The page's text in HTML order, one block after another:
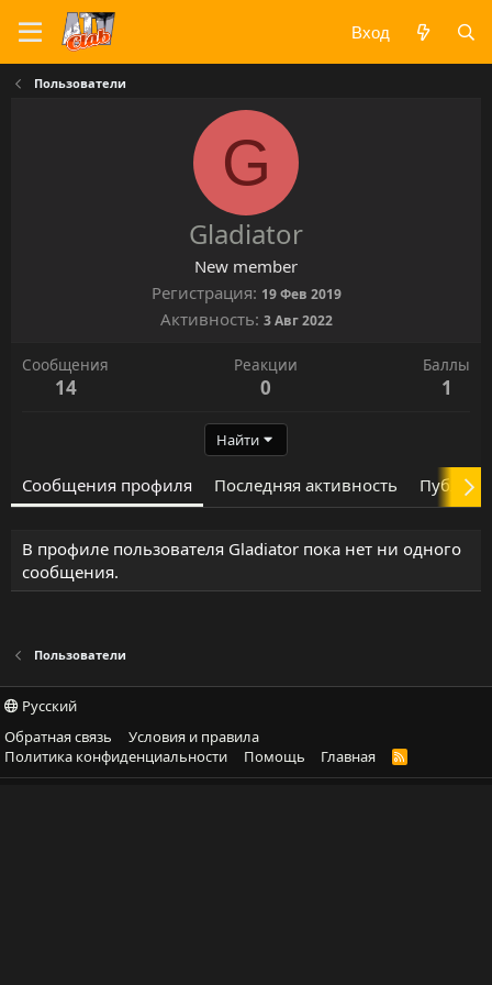
Вход
Пользователи
G
Gladiator
New member
Регистрация 19 Фев 2019
Активность 3 Авг 2022
Сообщения
14
Реакции
0
Баллы
1
Найти
Сообщения профиля Последняя активность
В профиле пользователя Gladiator пока нет ни одного
сообщения.
Пользователи
Русский
Обратная связь
Условия и правила
Политика конфиденциальности
Помощь Главная
R